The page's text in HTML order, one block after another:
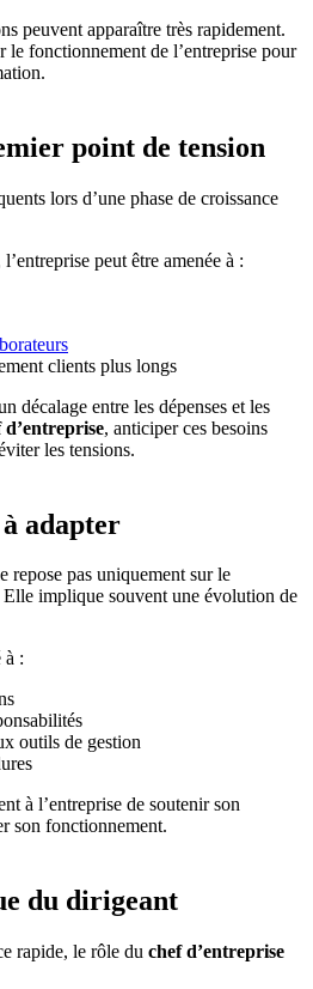
peuvent apparaître très rapidement.
le fonctionnement de l’entreprise pour
point de tension
lors d’une phase de croissance
peut être amenée à :
clients plus longs
décalage entre les dépenses et les
d’entreprise, anticiper ces besoins
les tensions.
adapter
repose pas uniquement sur le
implique souvent une évolution de
à :
outils de gestion
à l’entreprise de soutenir son
son fonctionnement.
du dirigeant
rapide, le rôle du chef d’entreprise